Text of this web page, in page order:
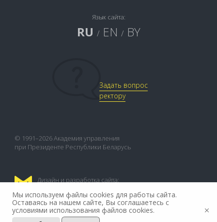
Язык сайта:
RU / EN / BY
Задать вопрос
ректору
© 1991–2026 Академия управления
при Президенте Республики Беларусь
Дизайн и разработка сайта:
Мы используем файлы cookies для работы сайта.
Оставаясь на нашем сайте, Вы соглашаетесь с
условиями использования файлов cookies.